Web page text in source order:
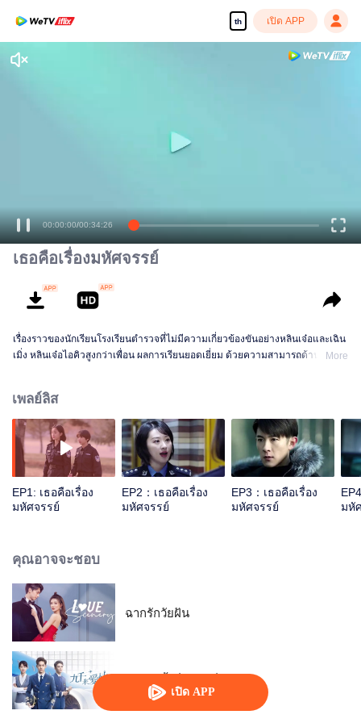
th เปิด APP
เปิด APP
เพลิดเพลินกับซีรีส์ความคมชัดสูงอย่างลื่นไหล
00:00:00/00:34:26
เธอคือเรื่องมหัศจรรย์
เรื่องราวของนักเรียนโรงเรียนตำรวจที่ไม่มีความเกี่ยวข้องขันอย่างหลินเจ๋อและเฉิน
เมิ่ง หลินเจ๋อไอคิวสูงกว่าเพื่อน ผลการเรียนยอดเยี่ยม ด้วยความสามารถด้านการ
การหาเงิน ดูเหมือนจะไม่เอาไหน แต่ว่าพอขึ้นปี4 ใกล้จะถึงเวลาเรียนจบเข้ามาทุกที
โควต้าของกองตำรวจปินเจียงตกเป็นของเฉินเมิ่ง และนี่คือจุดเริ่มต้นความสัมพันธ์
ระหว่างสองคนสองขั้วของเฉินเมิ่งและหลินเจ๋อ....
More
เพลย์ลิส
EP1: เธอคือเรื่อง
มหัศจรรย์
EP2：เธอคือเรื่อง
มหัศจรรย์
EP3：เธอคือเรื่อง
มหัศจรรย์
มหั
คุณอาจจะชอบ
ฉากรักวัยฝัน